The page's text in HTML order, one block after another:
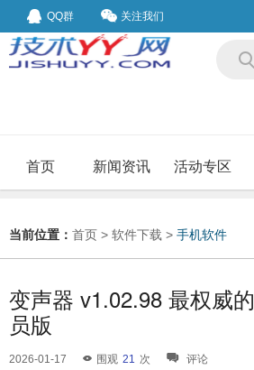
QQ群 关注我们
首页 新闻资讯 活动专区
当前位置： 首页 > 软件下载 > 手机软件
变声器 v1.02.98 最权威
员版
2026-01-17 围观 21 次 评论